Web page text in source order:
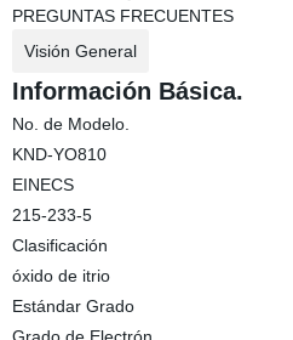
PREGUNTAS FRECUENTES
Visión General
Información Básica.
No. de Modelo.
KND-YO810
EINECS
215-233-5
Clasificación
óxido de itrio
Estándar Grado